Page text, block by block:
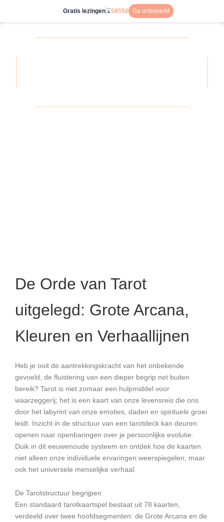
Gratis lezingen⌛58550 Ga onbeperkt
De Orde van Tarot
uitgelegd: Grote Arcana,
Kleuren en Verhaallijnen
Heb je ooit de aantrekkingskracht van het onbekende
gevoeld, de fluistering van een dieper begrip net buiten
bereik? Tarot is niet zomaar een hulpmiddel voor
waarzeggerij; het is een kaart van onze levensreis die ons
door het labyrint van onze emoties, daden en spirituele groei
leidt. Inzicht in de structuur van een tarotdeck kan deuren
openen naar openbaringen over je persoonlijke evolutie.
Duik in dit eeuwenoude systeem en ontdek hoe de kaarten
niet alleen onze individuele ervaringen weerspiegelen, maar
ook het universele menselijke verhaal.
De Tarotstructuur begrijpen
Een standaard tarotkaartspel bestaat uit 78 kaarten,
verdeeld over twee hoofdsegmenten: de Grote Arcana en de